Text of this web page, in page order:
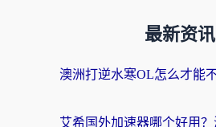
最新资讯